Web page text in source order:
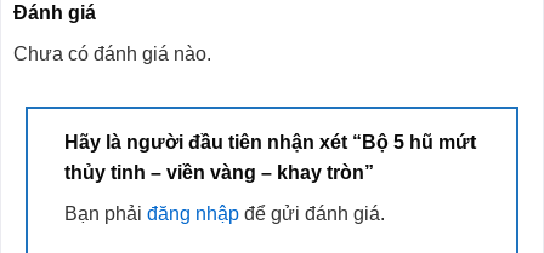
Đánh giá
Chưa có đánh giá nào.
Hãy là người đầu tiên nhận xét “Bộ 5 hũ mứt
thủy tinh – viền vàng – khay tròn”
Bạn phải đăng nhậpđể gửi đánh giá.